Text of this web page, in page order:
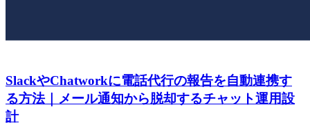
SlackやChatworkに電話代行の報告を自動連携す
る方法｜メール通知から脱却するチャット運用設
計